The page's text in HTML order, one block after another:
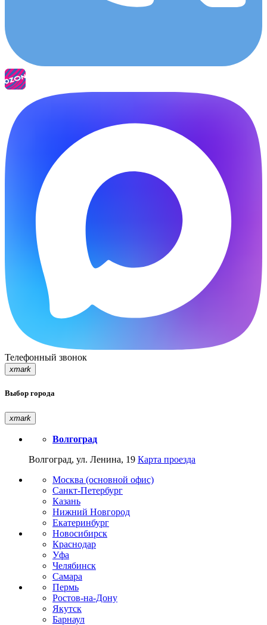
Телефонный звонок
xmark
Выбор города
xmark
Волгоград
Волгоград, ул. Ленина, 19 Карта проезда
Москва (основной офис)
Санкт-Петербург
Казань
Нижний Новгород
Екатеринбург
Новосибирск
Краснодар
Уфа
Челябинск
Самара
Пермь
Ростов-на-Дону
Якутск
Барнаул